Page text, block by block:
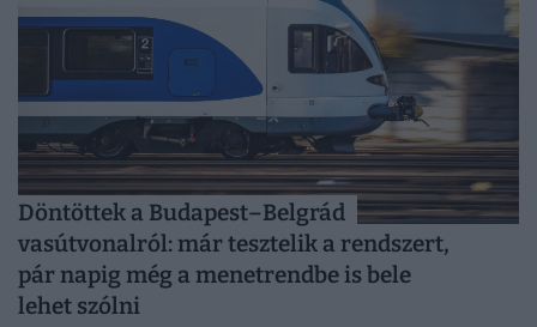
Döntöttek a Budapest–Belgrád
vasútvonalról: már tesztelik a rendszert,
pár napig még a menetrendbe is bele
lehet szólni